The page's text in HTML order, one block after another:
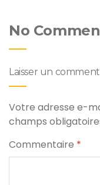
No
Laisser un
Votre adresse e-
champs
Commentaire *